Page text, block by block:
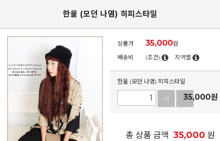
한울 (모던 나염) 히피스타일
상품가 35,000원
배송비
(조건) 지역별
한울 (모던 나염) 히피스타일
+1 -1
35,000원
총 상품 금액 35,000 원